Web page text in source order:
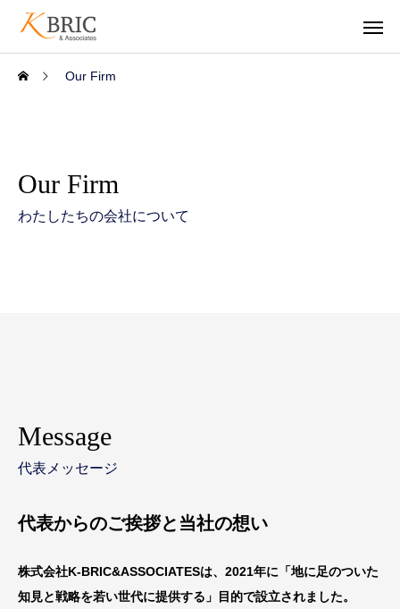
Our Firm
Our Firm
わたしたちの会社について
Message
代表メッセージ
代表からのご挨拶と当社の想い
株式会社K-BRIC&ASSOCIATESは、2021年に「地に足のついた
知見と戦略を若い世代に提供する」目的で設立されました。